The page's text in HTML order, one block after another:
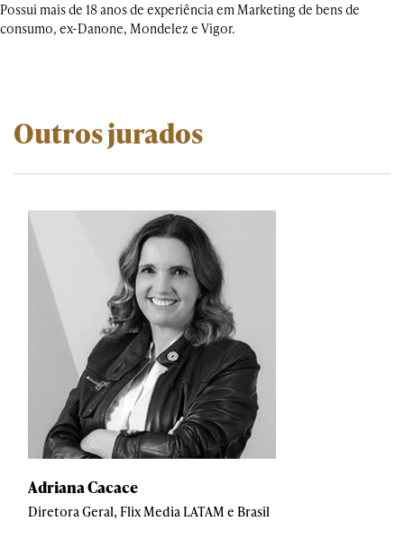
Possui mais de 18 anos de experiência em Marketing de bens de
consumo, ex-Danone, Mondelez e Vigor.
Outros jurados
Adriana Cacace
Diretora Geral, Flix Media LATAM e Brasil